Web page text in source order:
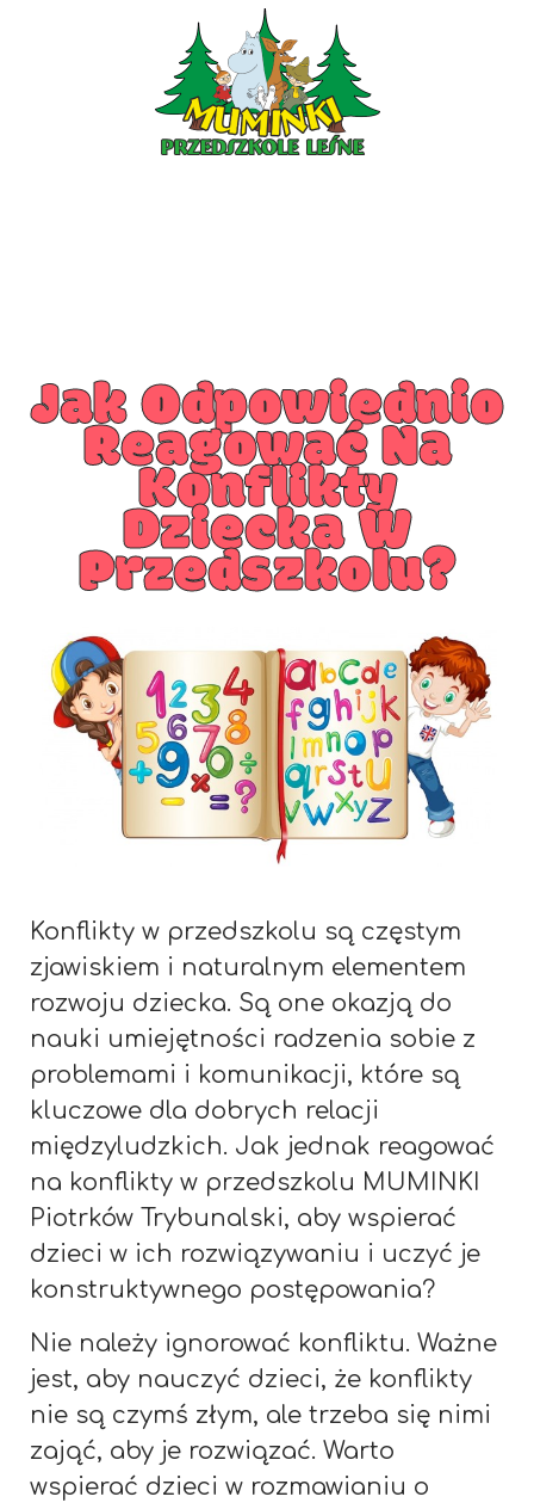
PRZEDSZKOLE PIOTRKÓW
PRZEDSZKOLE KLESZCZÓW
Jak Odpowiednio
Reagować Na
Konflikty
Dziecka W
Przedszkolu?
Konflikty w przedszkolu są częstym
zjawiskiem i naturalnym elementem
rozwoju dziecka. Są one okazją do
nauki umiejętności radzenia sobie z
problemami i komunikacji, które są
kluczowe dla dobrych relacji
międzyludzkich. Jak jednak reagować
na konflikty w przedszkolu MUMINKI
Piotrków Trybunalski, aby wspierać
dzieci w ich rozwiązywaniu i uczyć je
konstruktywnego postępowania?
Nie należy ignorować konfliktu. Ważne
jest, aby nauczyć dzieci, że konflikty
nie są czymś złym, ale trzeba się nimi
zająć, aby je rozwiązać. Warto
wspierać dzieci w rozmawianiu o